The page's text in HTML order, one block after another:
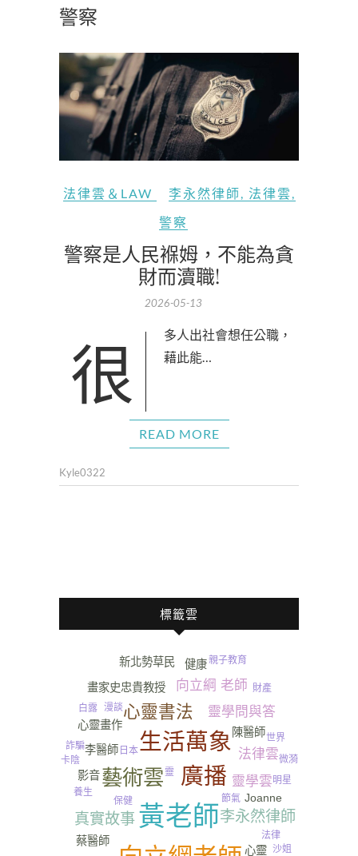
警察
法律雲＆LAW 李永然律師 法律雲
警察
警察是人民褓姆，不能為貪
財而瀆職!
2026-05-13
很多人出社會想任公職， 藉此能…
READ MORE
Kyle0322
標籤雲
黃老師
廣播
生活萬象
藝術雲
心靈書法
李永然律師
真實故事
靈學問與答
靈學雲
向立綱 老師
法律雲
心靈
李醫師
畫家史忠貴教授
Joanne
新北勢草民
蔡醫師
心靈畫作
影音
健康
陳醫師
養生
保健
白露
沙姐
法律
世界
明星
微漪
漫談
詐騙
靈
親子教育
卡陰
財產
日本
節氣